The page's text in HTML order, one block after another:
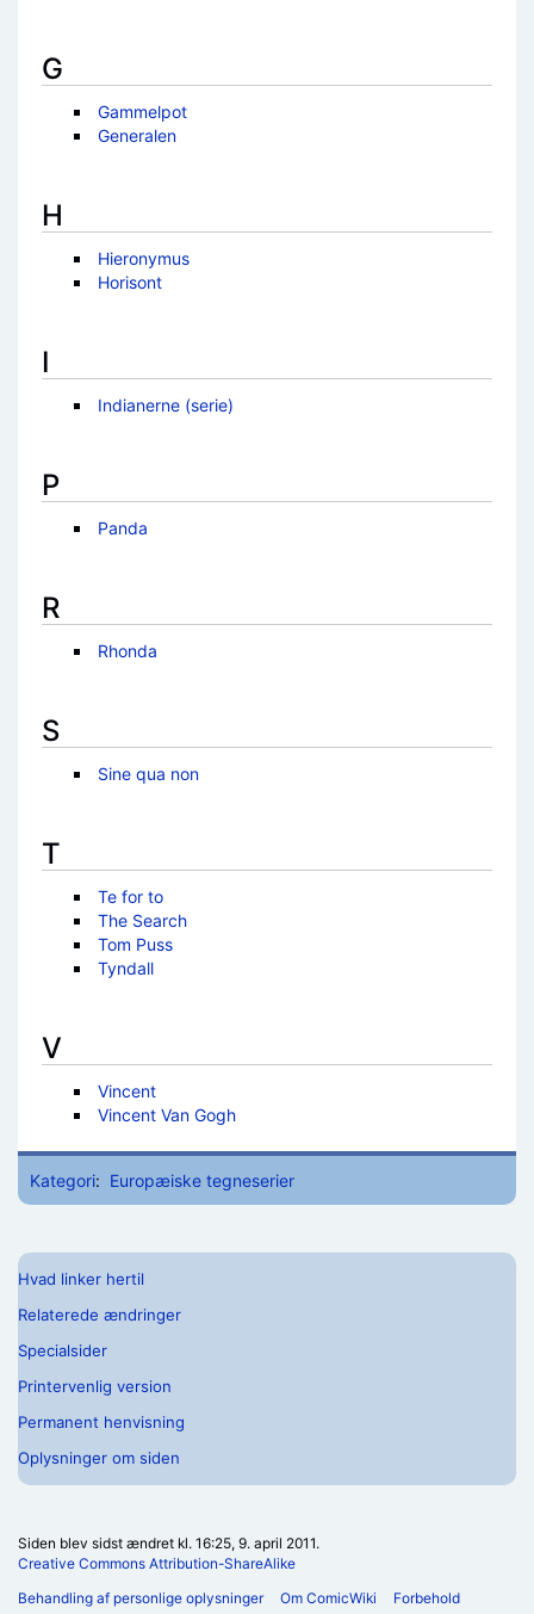
G
Gammelpot
Generalen
H
Hieronymus
Horisont
I
Indianerne (serie)
P
Panda
R
Rhonda
S
Sine qua non
T
Te for to
The Search
Tom Puss
Tyndall
V
Vincent
Vincent Van Gogh
Kategori: Europæiske tegneserier
Hvad linker hertil
Relaterede ændringer
Specialsider
Printervenlig version
Permanent henvisning
Oplysninger om siden
Siden blev sidst ændret kl. 16:25, 9. april 2011.
Creative Commons Attribution-ShareAlike
Behandling af personlige oplysninger
Om ComicWiki Forbehold